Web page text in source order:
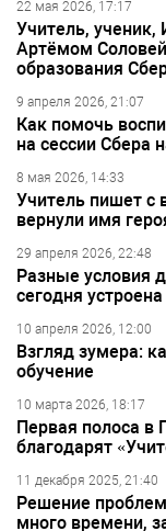
22 мая 2026, 17:17
Учитель, ученик,
Артёмом
образования
9 апреля 2026, 21:07
Как помочь
на сессии
8 мая 2026, 14:33
Учитель пишет с
вернули имя
29 апреля 2026, 22:48
Разные условия
сегодня
10 апреля 2026, 12:00
Взгляд зумера:
обучение
10 марта 2026, 18:17
Первая полоса в
благодарят
11 декабря 2025, 21:40
Решение
много времени,